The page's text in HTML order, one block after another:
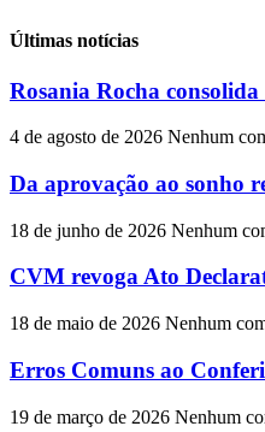
Últimas notícias
Rosania Rocha
4 de agosto de 2026 Nenhum
Da aprovação ao sonho
18 de junho de 2026 Nenhum
CVM revoga Ato
18 de maio de 2026 Nenhum
Erros Comuns ao
19 de março de 2026 Nenhum